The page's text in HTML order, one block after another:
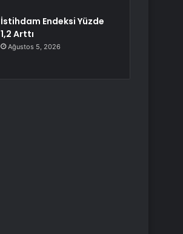
İstihdam Endeksi Yüzde
1,2 Arttı
Ağustos 5, 2026